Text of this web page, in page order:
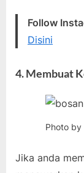
Follow
Disini
4. Membuat
Photo by
Jika anda